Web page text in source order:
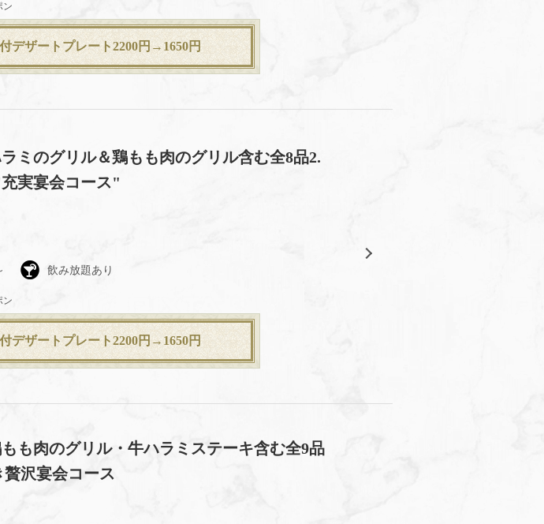
ン
ザートプレート2200円→1650円
ミのグリル＆鶏もも肉のグリル含む全8品2.
実宴会コース"
飲み放題あり
ン
ザートプレート2200円→1650円
も肉のグリル・牛ハラミステーキ含む全9品
沢宴会コース